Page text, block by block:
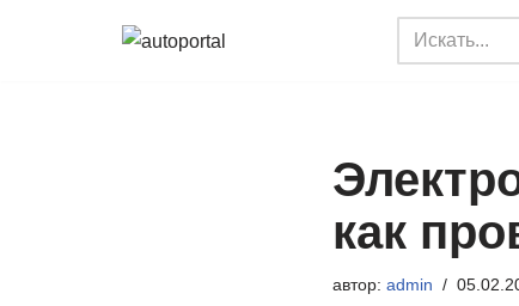
как
автор: admin